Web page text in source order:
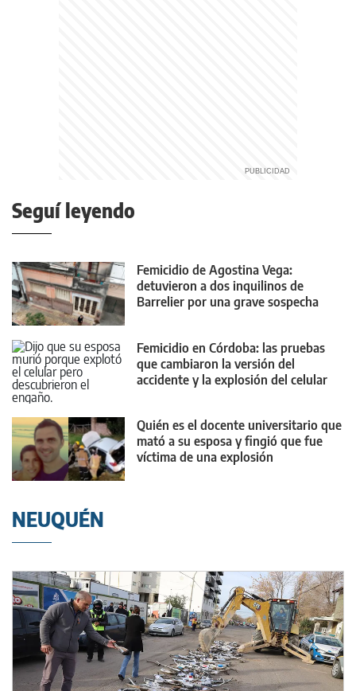
Seguí leyendo
Femicidio de Agostina Vega:
detuvieron a dos inquilinos de
Barrelier por una grave sospecha
Femicidio en Córdoba: las pruebas
que cambiaron la versión del
accidente y la explosión del celular
Quién es el docente universitario que
mató a su esposa y fingió que fue
víctima de una explosión
NEUQUÉN